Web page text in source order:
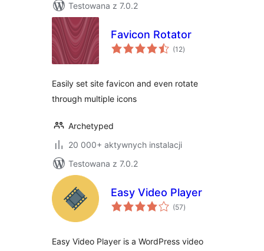
Testowana z 7.0.2
Favicon Rotator
(12wszystkich
ocen
)
Easily set site favicon and even rotate
through multiple icons
Archetyped
20 000+ aktywnych instalacji
Testowana z 7.0.2
Easy Video Player
(57wszystkich
ocen
)
Easy Video Player is a WordPress video